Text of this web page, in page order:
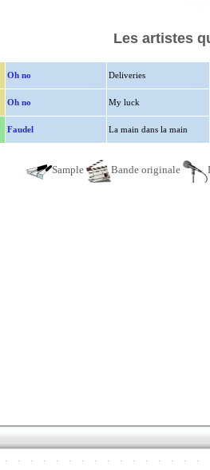
Les artistes
Oh no Deliveries
Oh no My luck
Faudel La main dans la main
Sample Bande originale